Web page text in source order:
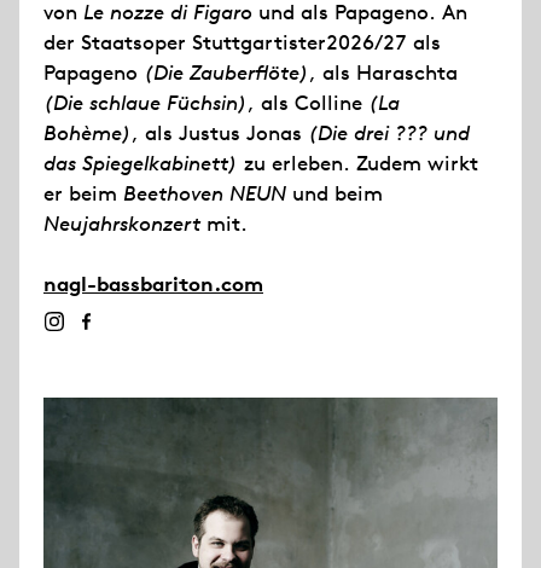
von Le nozze di Figaro und als Papageno. An
der Staatsoper Stuttgartister2026/27 als
Papageno (Die Zauberflöte), als Haraschta
(Die schlaue Füchsin), als Colline (La
Bohème), als Justus Jonas (Die drei ??? und
das Spiegelkabinett) zu erleben. Zudem wirkt
er beim Beethoven NEUN und beim
Neujahrskonzertmit.
nagl-bassbariton.com